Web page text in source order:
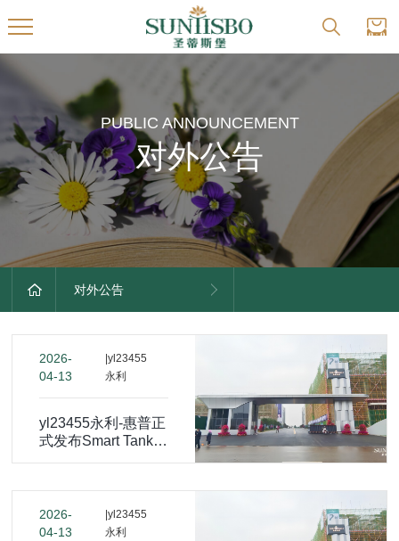
PUBLIC ANNOUNCEMENT
对外公告
对外公告
2026-
04-13
|yl23455
永利
yl23455永利-惠普正
式发布Smart Tank打
2026-
04-13
|yl23455
永利